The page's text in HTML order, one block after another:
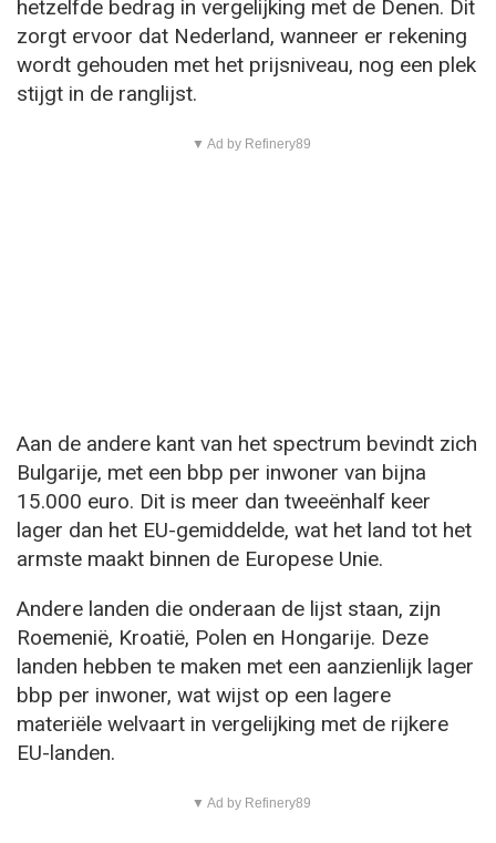
hetzelfde bedrag in vergelijking met de Denen. Dit
zorgt ervoor dat Nederland, wanneer er rekening
wordt gehouden met het prijsniveau, nog een plek
stijgt in de ranglijst.
▼ Ad by Refinery89
Aan de andere kant van het spectrum bevindt zich
Bulgarije, met een bbp per inwoner van bijna
15.000 euro. Dit is meer dan tweeënhalf keer
lager dan het EU-gemiddelde, wat het land tot het
armste maakt binnen de Europese Unie.
Andere landen die onderaan de lijst staan, zijn
Roemenië, Kroatië, Polen en Hongarije. Deze
landen hebben te maken met een aanzienlijk lager
bbp per inwoner, wat wijst op een lagere
materiële welvaart in vergelijking met de rijkere
EU-landen.
▼ Ad by Refinery89